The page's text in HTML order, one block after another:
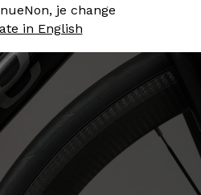
Non, je change
in English